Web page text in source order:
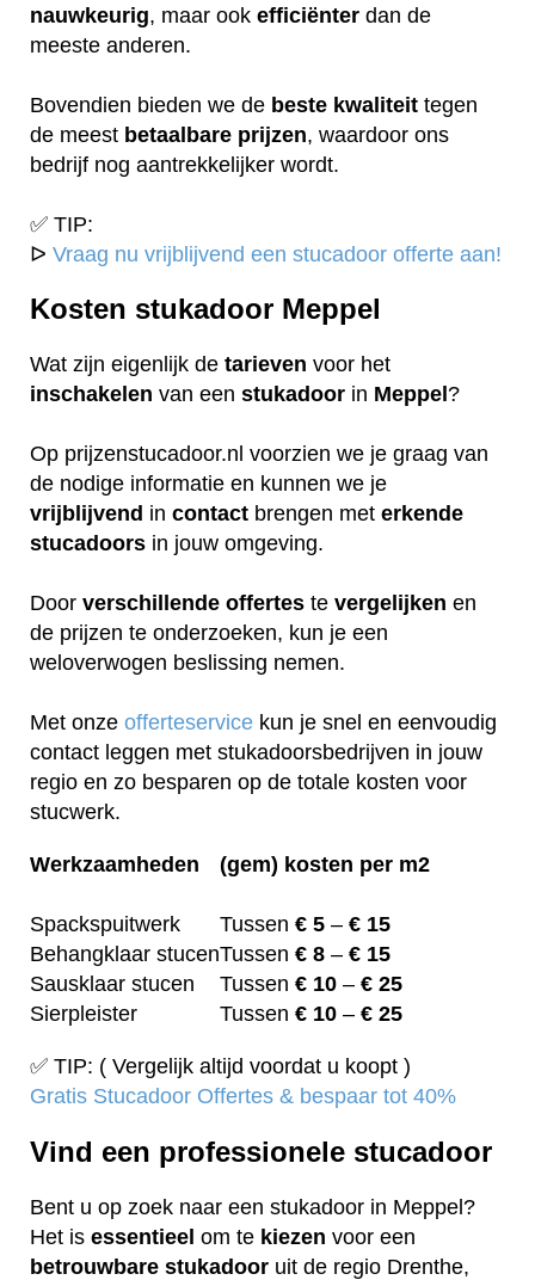
nauwkeurig, maar ook efficiënter dan de
meeste anderen.
Bovendien bieden we de beste kwaliteit tegen
de meest betaalbare prijzen, waardoor ons
bedrijf nog aantrekkelijker wordt.
✅ TIP:
ᐅ Vraag nu vrijblijvend een stucadoor offerte aan!
Kosten stukadoor Meppel
Wat zijn eigenlijk de tarieven voor het
inschakelen van een stukadoor in Meppel ?
Op prijzenstucadoor.nl voorzien we je graag van
de nodige informatie en kunnen we je
vrijblijvend in contact brengen met erkende
stucadoors in jouw omgeving.
Door verschillende offertes te vergelijken en
de prijzen te onderzoeken, kun je een
weloverwogen beslissing nemen.
Met onze offerteservice kun je snel en eenvoudig
contact leggen met stukadoorsbedrijven in jouw
regio en zo besparen op de totale kosten voor
stucwerk.
Werkzaamheden (gem) kosten per m2
Spackspuitwerk Tussen € 5 – € 15
Behangklaar stucenTussen € 8 – € 15
Sausklaar stucen
Tussen € 10 – € 25
Sierpleister
Tussen € 10 – € 25
✅ TIP: ( Vergelijk altijd voordat u koopt )
Gratis Stucadoor Offertes & bespaar tot 40%
Vind een professionele stucadoor
Bent u op zoek naar een stukadoor in Meppel?
Het is essentieel om te kiezen voor een
betrouwbare stukadoor uit de regio Drenthe,